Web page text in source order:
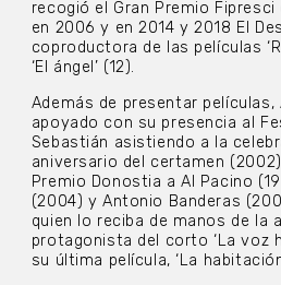
recogió el Gran Premio Fipresci
en 2006 y en 2014 y 2018 El
coproductora de las películas
‘El ángel’ (12).
Además de presentar películas,
apoyado con su presencia al
Sebastián asistiendo a la
aniversario del certamen
Premio Donostia a Al Pacino
(2004) y Antonio Banderas
quien lo reciba de manos de la
protagonista del corto ‘La voz
su última película, ‘La